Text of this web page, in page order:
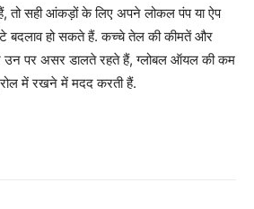
तो सही आंकड़ों के लिए अपने लोकल पंप या ऐप
बदलाव हो सकते हैं. कच्चे तेल की कीमतें और
पर असर डालते रहते हैं, ग्लोबल ऑयल की कम
में रखने में मदद करती हैं.